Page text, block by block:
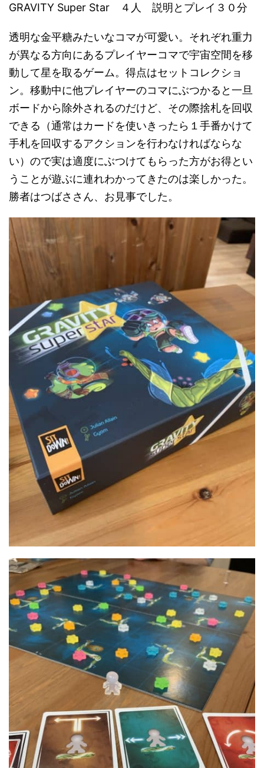
GRAVITY Super Star ４人 説明とプレイ３０分
透明な金平糖みたいなコマが可愛い。それぞれ重力
が異なる方向にあるプレイヤーコマで宇宙空間を移
動して星を取るゲーム。得点はセットコレクショ
ン。移動中に他プレイヤーのコマにぶつかると一旦
ボードから除外されるのだけど、その際捨札を回収
できる（通常はカードを使いきったら１手番かけて
手札を回収するアクションを行わなければならな
い）ので実は適度にぶつけてもらった方がお得とい
うことが遊ぶに連れわかってきたのは楽しかった。
勝者はつばささん、お見事でした。